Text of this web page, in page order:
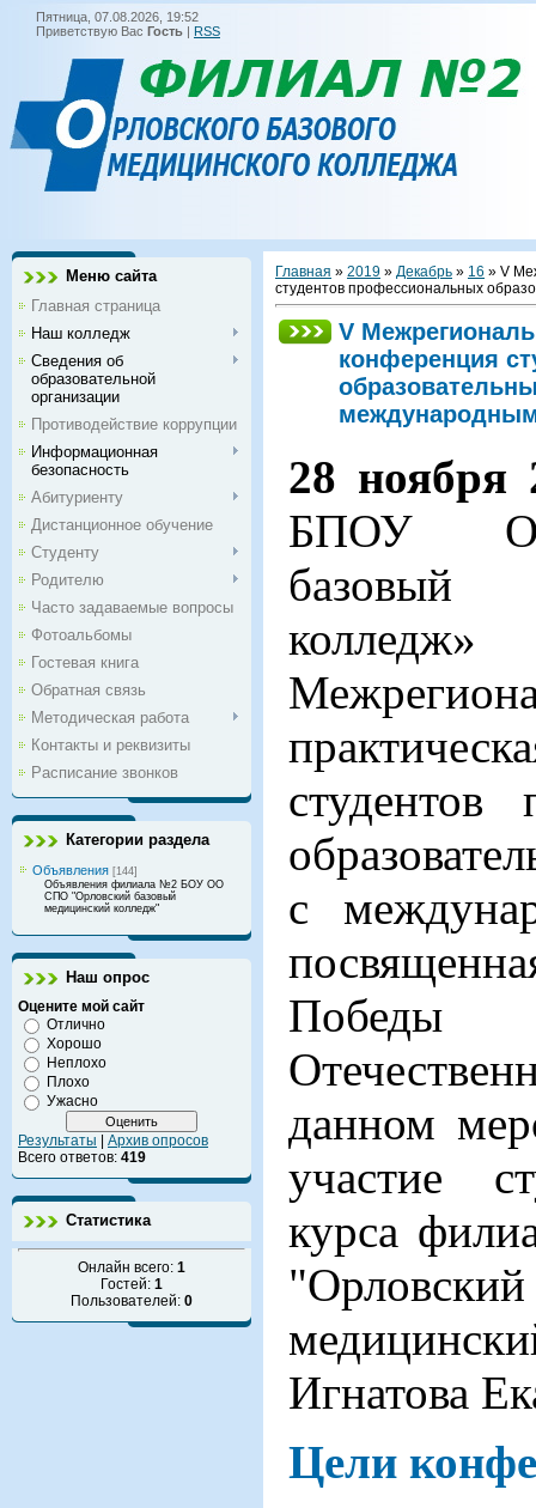
Пятница, 07.08.2026, 19:52
Приветствую Вас Гость | RSS
Меню сайта
Главная страница
Наш колледж
Сведения об
образовательной
организации
Противодействие коррупции
Информационная
безопасность
Абитуриенту
Дистанционное обучение
Студенту
Родителю
Часто задаваемые вопросы
Фотоальбомы
Гостевая книга
Обратная связь
Методическая работа
Контакты и реквизиты
Расписание звонков
Категории раздела
Объявления [144]
Объявления филиала №2 БОУ ОО
СПО "Орловский базовый
медицинский колледж"
Наш опрос
Оцените мой сайт
Отлично
Хорошо
Неплохо
Плохо
Ужасно
Результаты
Архив опросов
Всего ответов: 419
Статистика
Онлайн всего: 1
Гостей: 1
Пользователей: 0
Главная » 2019 » Декабрь » 16 » V
студентов профессиональных
V
конференция
28 ноября
БПОУ
студентов
c
данном
участие
курса
Игнатова
Цели